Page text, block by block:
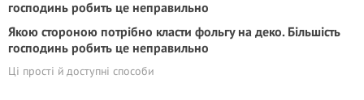
Якою стороною потрібно класти фольгу на деко. Більшість
господинь робить це неправильно
Ці прості й доступні способи